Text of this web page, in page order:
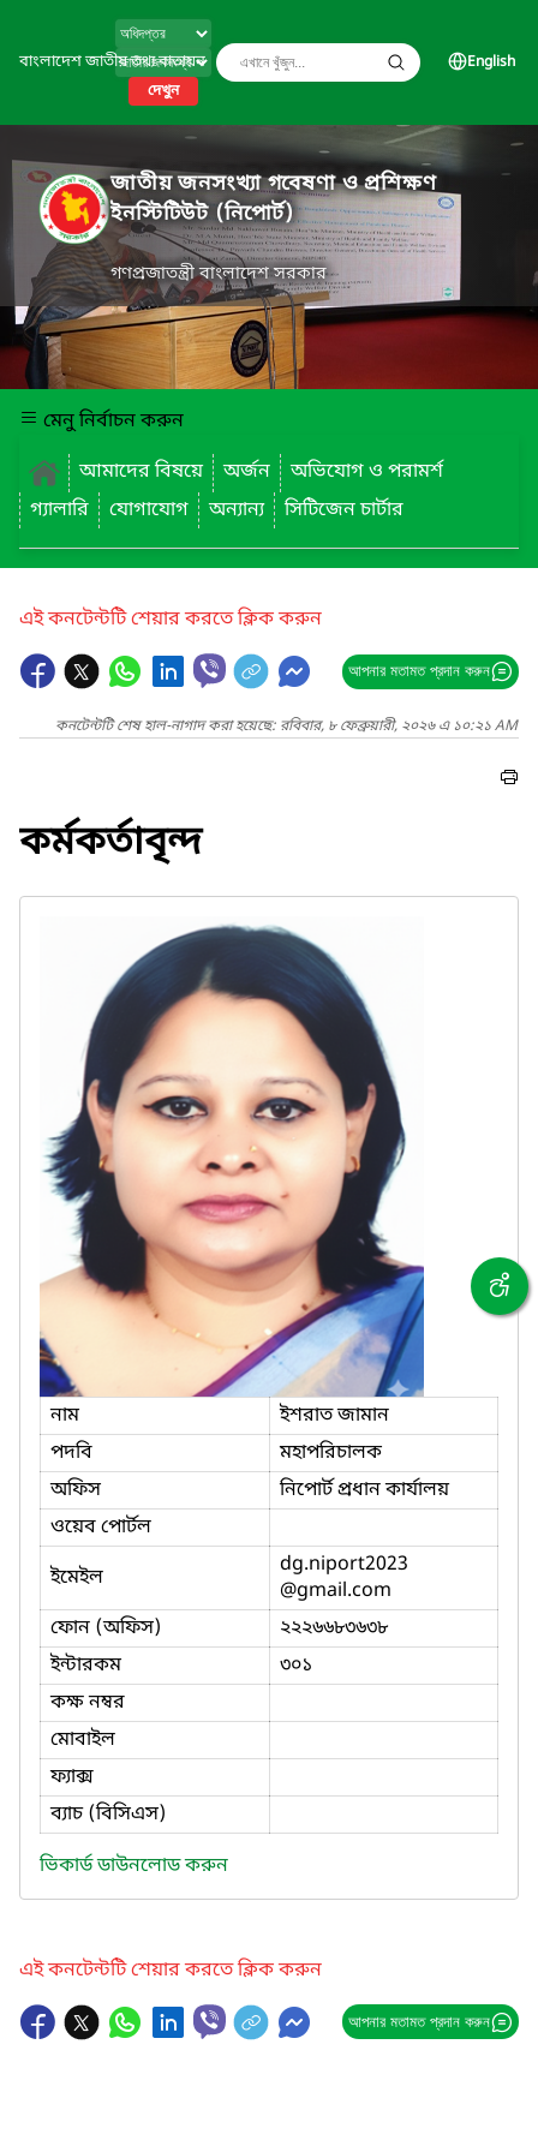
বাংলাদেশ জাতীয় তথ্য বাতায়ন
দেখুন
English
জাতীয় জনসংখ্যা গবেষণা ও প্রশিক্ষণ
ইনস্টিটিউট (নিপোর্ট)
গণপ্রজাতন্ত্রী বাংলাদেশ সরকার
মেনু নির্বাচন করুন
আমাদের বিষয়ে
অর্জন
অভিযোগ ও পরামর্শ
গ্যালারি
যোগাযোগ অন্যান্য সিটিজেন চার্টার
এই কনটেন্টটি শেয়ার করতে ক্লিক করুন
আপনার মতামত প্রদান করুন
কনটেন্টটি শেষ হাল-নাগাদ করা হয়েছে: রবিবার, ৮ ফেব্রুয়ারী, ২০২৬ এ ১০:২১ AM
কর্মকর্তাবৃন্দ
নাম
ইশরাত জামান
পদবি
মহাপরিচালক
অফিস
নিপোর্ট প্রধান কার্যালয়
ওয়েব পোর্টল
ইমেইল
dg.niport2023
@gmail.com
ফোন (অফিস)
২২২৬৬৮৩৬৩৮
ইন্টারকম
৩০১
কক্ষ নম্বর
মোবাইল
ফ্যাক্স
ব্যাচ (বিসিএস)
ভিকার্ড ডাউনলোড করুন
এই কনটেন্টটি শেয়ার করতে ক্লিক করুন
আপনার মতামত প্রদান করুন